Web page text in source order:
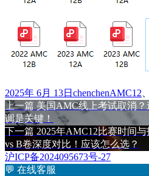
发
布
于
2025年 6月 13日 作
者
chenchen标
签
AMC12
文
章
导
航
上一篇 上
篇
文
章：
美国AMC线上考试取消
调是关键！
下一篇 下
篇
文
章：
2025年AMC12比赛时间
vs B卷深度对比！应该怎么选？
沪ICP备2024095673号-27
💬 在线客服